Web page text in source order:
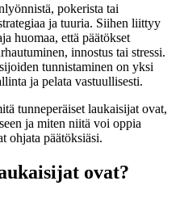
pokerista tai
ja tuuria. Siihen liittyy
huomaa, että päätökset
innostus tai stressi.
tunnistaminen on yksi
ja pelata vastuullisesti.
tunneperäiset laukaisijat ovat,
ja miten niitä voi oppia
ohjata päätöksiäsi.
ovat?